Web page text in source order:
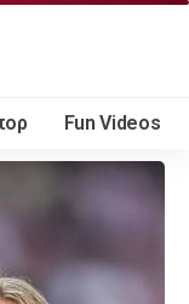
Fun Videos